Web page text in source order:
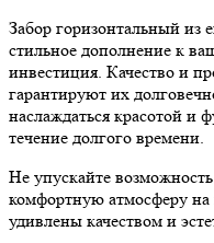
Забор горизонтальный из
стильное дополнение к
инвестиция. Качество и
гарантируют их
наслаждаться красотой и
течение долгого времени.
Не упускайте
комфортную атмосферу
удивлены качеством и